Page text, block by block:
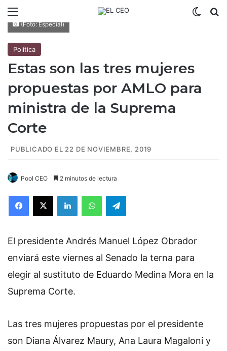
(Foto: Especial)
Política
Estas son las tres mujeres
propuestas por AMLO para
ministra de la Suprema
Corte
PUBLICADO EL 22 DE NOVIEMBRE, 2019
Pool CEO 2 minutos de lectura
El presidente Andrés Manuel López Obrador
enviará este viernes al Senado la terna para
elegir al sustituto de Eduardo Medina Mora en la
Suprema Corte.
Las tres mujeres propuestas por el presidente
son Diana Álvarez Maury, Ana Laura Magaloni y